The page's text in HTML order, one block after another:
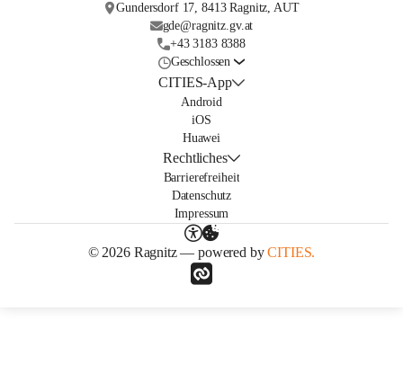
Gundersdorf 17, 8413 Ragnitz, AUT
gde@ragnitz.gv.at
+43 3183 8388
Geschlossen
CITIES-App
Android
iOS
Huawei
Rechtliches
Barrierefreiheit
Datenschutz
Impressum
© 2026 Ragnitz — powered byCITIES.